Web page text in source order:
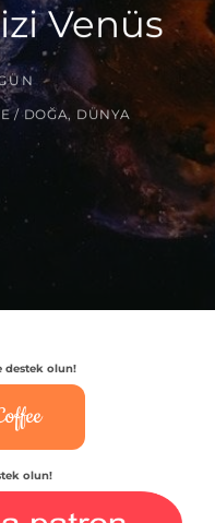
Venüs
/ DOĞA, DÜNYA
destek olun!
olun!